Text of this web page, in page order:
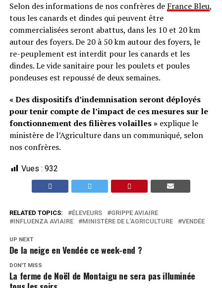
Selon des informations de nos confrères de France Bleu,
tous les canards et dindes qui peuvent être
commercialisées seront abattus, dans les 10 et 20 km
autour des foyers. De 20 à 50 km autour des foyers, le
re-peuplement est interdit pour les canards et les
dindes. Le vide sanitaire pour les poulets et poules
pondeuses est repoussé de deux semaines.
« Des dispositifs d’indemnisation seront déployés
pour tenir compte de l’impact de ces mesures sur le
fonctionnement des filières volailles »explique le
ministère de l’Agriculture dans un communiqué, selon
nos confrères.
Vues : 932
RELATED TOPICS: ÉLEVEURS
GRIPPE AVIAIRE
INFLUENZA AVIAIRE
MINISTÈRE DE L'AGRICULTURE VENDÉE
UP NEXT
De la neige en Vendée ce week-end ?
DON'T MISS
La ferme de Noël de Montaigu ne sera pas illuminée